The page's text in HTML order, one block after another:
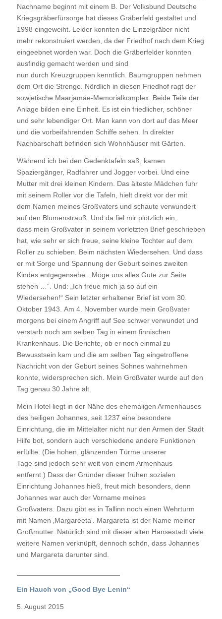
Nachname beginnt mit einem B. Der Volksbund Deutsche
Kriegsgräberfürsorge hat dieses Gräberfeld gestaltet und
1998 eingeweiht. Leider konnten die Einzelgräber nicht
mehr rekonstruiert werden, da der Friedhof nach dem Krieg
eingeebnet worden war. Doch die Gräberfelder konnten
ausfindig gemacht werden und sind
nun durch Kreuzgruppen kenntlich. Baumgruppen nehmen
dem Ort die Strenge. Nördlich in diesen Friedhof ragt der
sowjetische Maarjamäe-Memorialkomplex. Beide Teile der
Anlage bilden eine Einheit. Es ist ein friedlicher, schöner
und sehr lebendiger Ort. Man kann von dort auf das Meer
und die vorbeifahrenden Schiffe sehen. In direkter
Nachbarschaft befinden sich Wohnhäuser mit Gärten.
Während ich bei den Gedenktafeln saß, kamen
Spaziergänger, Radfahrer und Jogger vorbei. Und eine
Mutter mit drei kleinen Kindern. Das älteste Mädchen fuhr
mit seinem Roller vor die Tafeln, hielt direkt vor der mit
dem Namen meines Großvaters und schaute verwundert
auf den Blumenstrauß. Und da fiel mir plötzlich ein,
dass mein Großvater in seinem vorletzten Brief geschrieben
hat, wie sehr er sich freue, seine kleine Tochter auf dem
Roller zu schieben. Beim nächsten Wiedersehen. Und dass
er mit Sorge und Spannung der Geburt seines zweiten
Kindes entgegensehe. „Möge uns alles Gute zur Seite
stehen …“. Und: „Ich freue mich ja so auf ein
Wiedersehen!“ Sein letzter erhaltener Brief ist vom 30.
Oktober 1943. Am 4. November wurde mein Großvater
morgens bei einem Angriff auf See schwer verwundet und
verstarb noch am selben Tag in einem finnischen
Krankenhaus. Die Berichte, ob er noch einmal zu
Bewusstsein kam und die am selben Tag eingetroffene
Nachricht von der Geburt seines Sohnes wahrnehmen
konnte, widersprechen sich. Mein Großvater wurde auf den
Tag genau 30 Jahre alt.
Mein Hotel liegt in der Nähe des ehemaligen Armenhauses
des heiligen Johannes, seit 1237 eine besondere
Einrichtung, die im Mittelalter nicht nur den Armen der Stadt
Hilfe bot, sondern auch verschiedene andere Funktionen
erfüllte. (Die hohen, glänzenden Türme unserer
Tage sind jedoch sehr weit von einem Armenhaus
entfernt.) Dass der Gründer dieser frühen sozialen
Einrichtung Johannes hieß, freut mich besonders, denn
Johannes war auch der Vorname meines
Großvaters. Dazu gibt es in Tallinn noch einen Wehrturm
mit Namen ‚Margareeta‘. Margareta ist der Name meiner
Großmutter. Natürlich sind mit dieser alten Hansestadt viele
weitere Namen verknüpft, dennoch schön, dass Johannes
und Margareta darunter sind.
Ein Hauch von „Good Bye Lenin“
5. August 2015